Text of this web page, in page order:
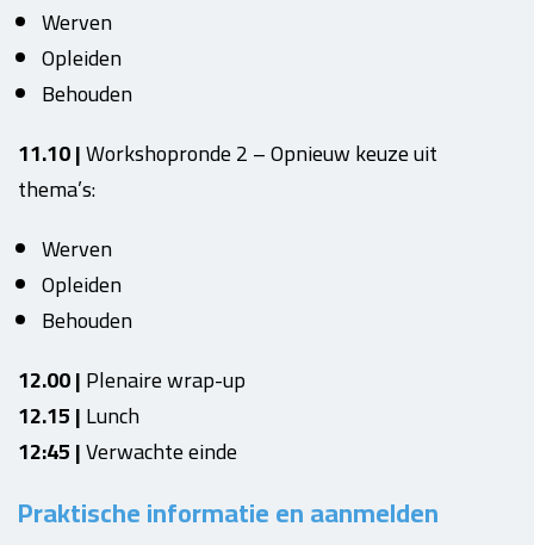
Werven
Opleiden
Behouden
11.10 |Workshopronde 2 – Opnieuw keuze uit
thema’s:
Werven
Opleiden
Behouden
12.00 |Plenaire wrap-up
12.15 |Lunch
12:45 |Verwachte einde
Praktische informatie en aanmelden